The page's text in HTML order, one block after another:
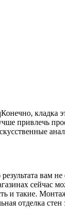
кладка
привлечь
вам не
сейчас
и такие.
отделка стен